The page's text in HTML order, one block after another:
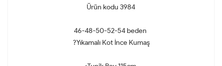
Ürün kodu 3984
46-48-50-52-54 beden
?Yıkamalı Kot İnce Kumaş